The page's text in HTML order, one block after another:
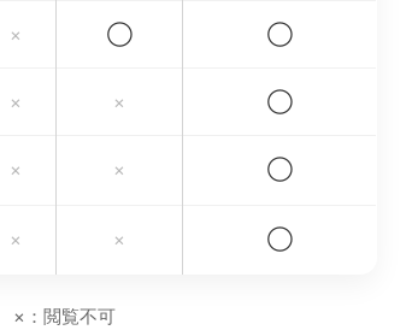
× ◯ ◯
× × ◯
× × ◯
× × ◯
：閲覧不可